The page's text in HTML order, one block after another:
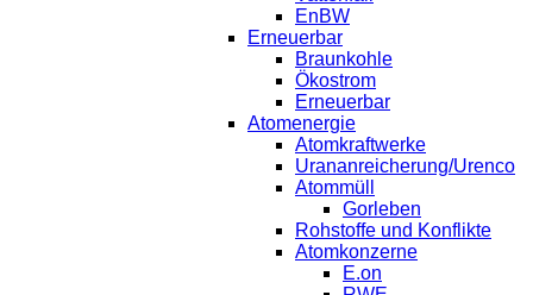
EnBW
Erneuerbar
Braunkohle
Ökostrom
Erneuerbar
Atomenergie
Atomkraftwerke
Urananreicherung/Urenco
Atommüll
Gorleben
Rohstoffe und Konflikte
Atomkonzerne
E.on